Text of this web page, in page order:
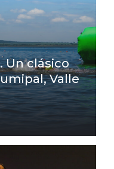
Un clásico
Valle